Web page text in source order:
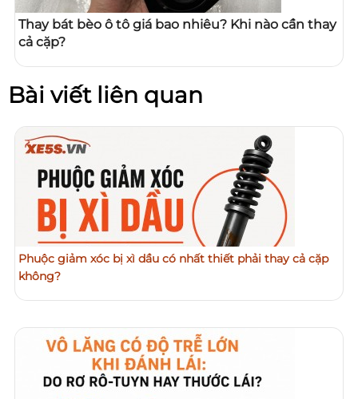
Thay bát bèo ô tô giá bao nhiêu? Khi nào cần thay
cả cặp?
Bài viết liên quan
Phuộc giảm xóc bị xì dầu có nhất thiết phải thay cả cặp
không?